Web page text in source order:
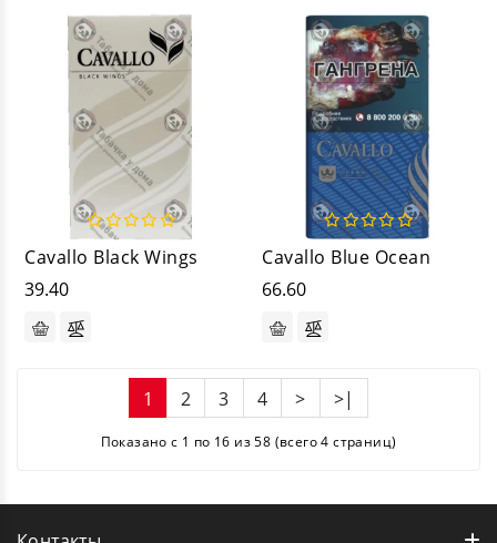
Cavallo Black Wings
39.40
Cavallo Blue Ocean
66.60
1 2 3 4 > >|
Показано с 1 по 16 из 58 (всего 4 страниц)